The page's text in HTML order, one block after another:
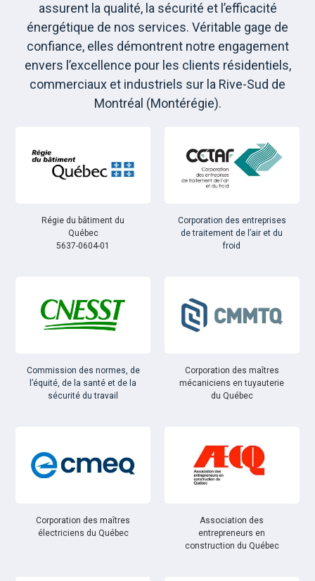
assurent la qualité, la sécurité et l’efficacité
énergétique de nos services. Véritable gage de
confiance, elles démontrent notre engagement
envers l’excellence pour les clients résidentiels,
commerciaux et industriels sur la Rive-Sud de
Montréal (Montérégie).
Régie du bâtiment du
Québec
5637-0604-01
Corporation des entreprises
de traitement de l’air et du
froid
Commission des normes, de
l’équité, de la santé et de la
sécurité du travail
Corporation des maîtres
mécaniciens en tuyauterie
du Québec
Corporation des maîtres
électriciens du Québec
Association des
entrepreneurs en
construction du Québec